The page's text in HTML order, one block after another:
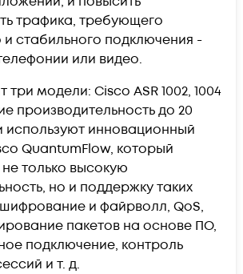
трафика, требующего
стабильного подключения -
или видео.
три модели: Cisco ASR 1002, 1004
производительность до 20
используют инновационный
QuantumFlow, который
только высокую
но и поддержку таких
и файрволл, QoS,
пакетов на основе ПО,
подключение, контроль
и т. д.